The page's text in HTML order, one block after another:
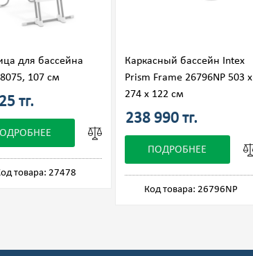
для бассейна
107 см
тг.
товара: 27478
Каркасный бассейн Intex
Prism Frame 26796NP 503 x
274 х 122 см
238 990 тг.
ПОДРОБНЕЕ
Код товара: 26796NP